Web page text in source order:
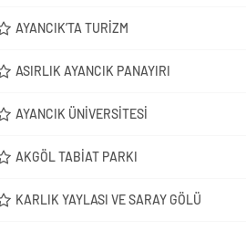
AYANCIK’TA TURIZM
ASIRLIK AYANCIK PANAYIRI
AYANCIK ÜNIVERSITESI
AKGÖL TABIAT PARKI
KARLIK YAYLASI VE SARAY GÖLÜ